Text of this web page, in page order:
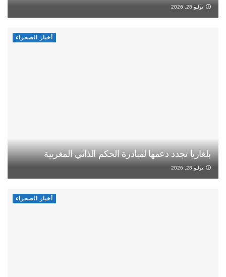
يوليو 28, 2026
أخبار الصحراء
بلغاريا تجدد دعمها لمبادرة الحكم الذاتي المغربية
يوليو 28, 2026
أخبار الصحراء